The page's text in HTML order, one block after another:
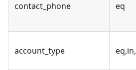
contact_phone eq
account_type